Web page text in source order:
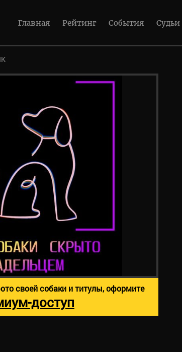
Главная Рейтинг События Судьи
своей собаки и титулы, оформите
доступ